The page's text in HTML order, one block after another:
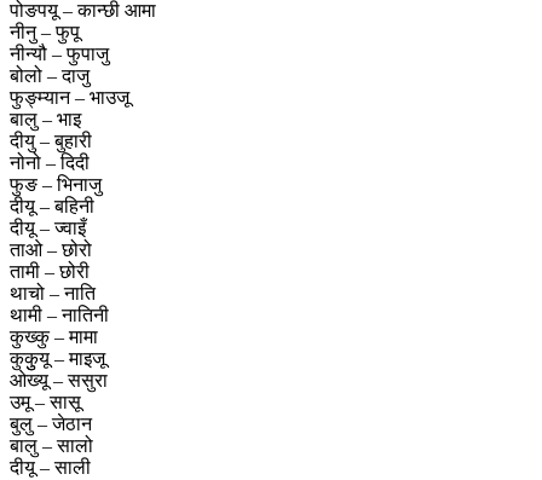
पोङपयू – कान्छी आमा
नीनु – फुपू
नीन्यौ – फुपाजु
बोलो – दाजु
फुङ्म्यान – भाउजू
बालु – भाइ
दीयु – बुहारी
नोनो – दिदी
फुङ – भिनाजु
दीयू – बहिनी
दीयू – ज्वाइँ
ताओ – छोरो
तामी – छोरी
थाचो – नाति
थामी – नातिनी
कुख्कु – मामा
कुकुुयू – माइजू
ओख्यू – ससुरा
उमू – सासू
बुलु – जेठान
बालु – सालो
दीयू – साली